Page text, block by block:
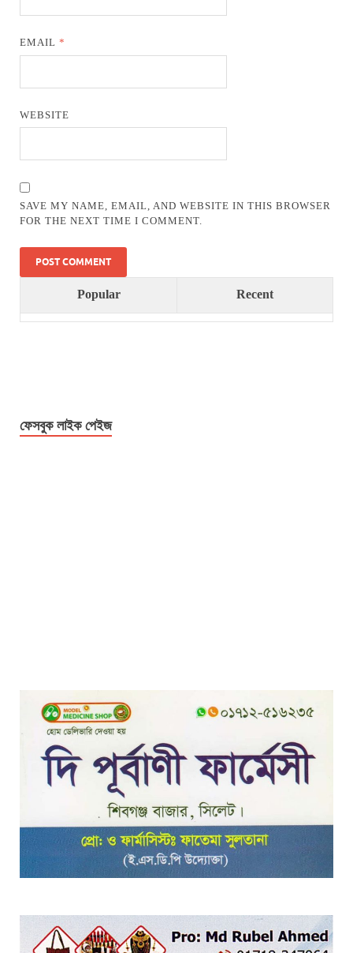
EMAIL*
WEBSITE
SAVE MY NAME, EMAIL, AND WEBSITE IN THIS BROWSER
FOR THE NEXT TIME I COMMENT.
Popular Recent
ফেসবুক লাইক পেইজ